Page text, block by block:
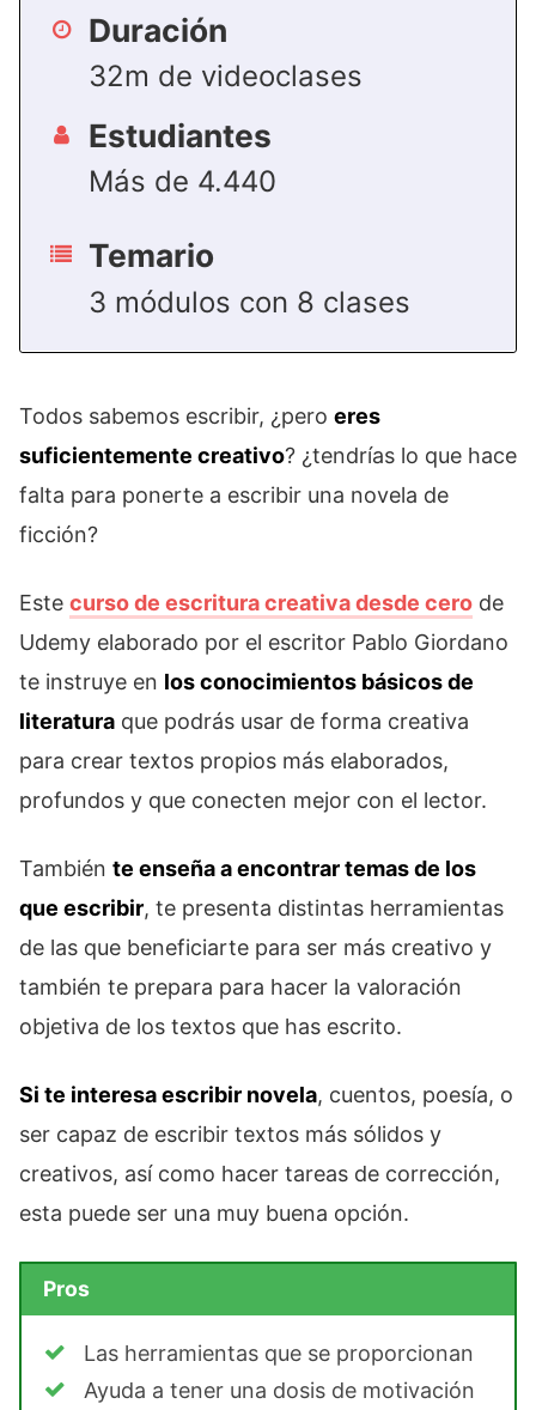
Duración
32m de videoclases
Estudiantes
Más de 4.440
Temario
3 módulos con 8 clases
Todos sabemos escribir, ¿pero eres
suficientemente creativo? ¿tendrías lo que hace
falta para ponerte a escribir una novela de
ficción?
Este curso de escritura creativa desde cero de
Udemy elaborado por el escritor Pablo Giordano
te instruye en los conocimientos básicos de
literatura que podrás usar de forma creativa
para crear textos propios más elaborados,
profundos y que conecten mejor con el lector.
También te enseña a encontrar temas de los
que escribir, te presenta distintas herramientas
de las que beneficiarte para ser más creativo y
también te prepara para hacer la valoración
objetiva de los textos que has escrito.
Si te interesa escribir novela, cuentos, poesía, o
ser capaz de escribir textos más sólidos y
creativos, así como hacer tareas de corrección,
esta puede ser una muy buena opción.
Pros
Las herramientas que se proporcionan
Ayuda a tener una dosis de motivación